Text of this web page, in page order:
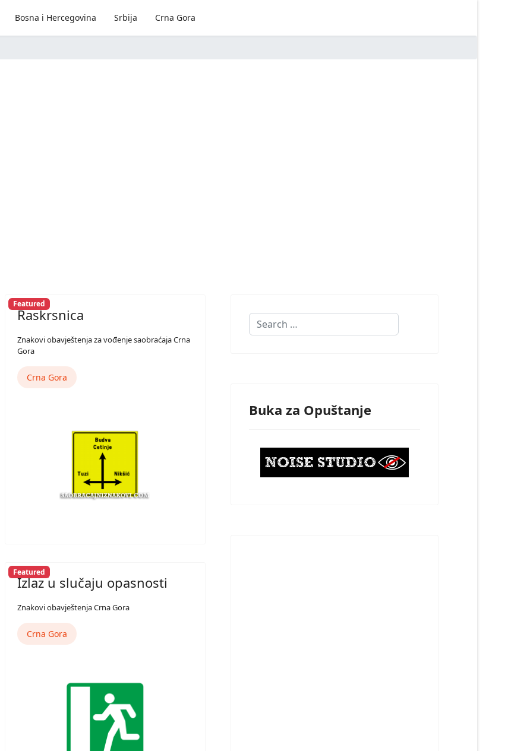
Bosna i Hercegovina Srbija Crna Gora
Featured
Raskrsnica
Znakovi obavještenja za vođenje saobraćaja Crna
Gora
Crna Gora
Featured
Izlaz u slučaju opasnosti
Znakovi obavještenja Crna Gora
Crna Gora
Search
Buka za Opuštanje